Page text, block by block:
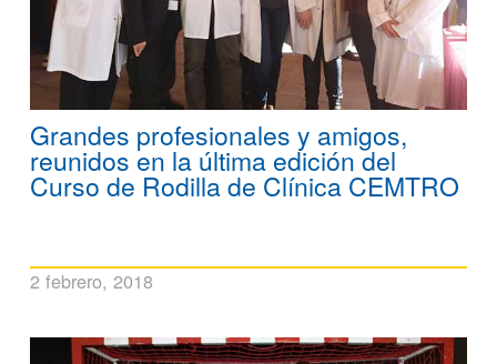
Grandes profesionales y amigos,
reunidos en la última edición del
Curso de Rodilla de Clínica CEMTRO
2 febrero, 2018